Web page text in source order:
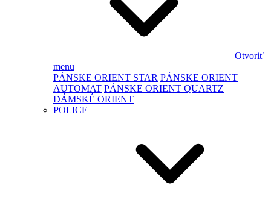
Otvoriť
menu
PÁNSKE ORIENT STAR PÁNSKE ORIENT
AUTOMAT PÁNSKE ORIENT QUARTZ
DÁMSKÉ ORIENT
POLICE